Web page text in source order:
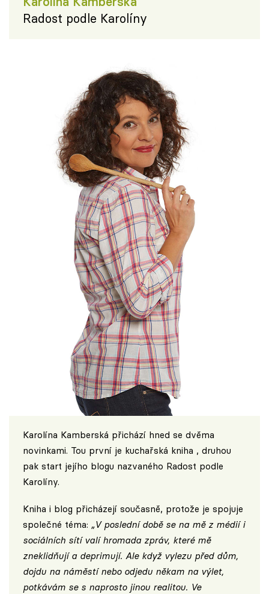
Radost podle Karolíny
Karolína Kamberská přichází hned se dvěma
novinkami. Tou první je kuchařská kniha , druhou
pak start jejího blogu nazvaného Radost podle
Karolíny.
Kniha i blog přicházejí současně, protože je spojuje
společné téma: „V poslední době se na mě z médií i
sociálních sítí valí hromada zpráv, které mě
zneklidňují a deprimují. Ale když vylezu před dům,
dojdu na náměstí nebo odjedu někam na výlet,
potkávám se s naprosto jinou realitou. Ve